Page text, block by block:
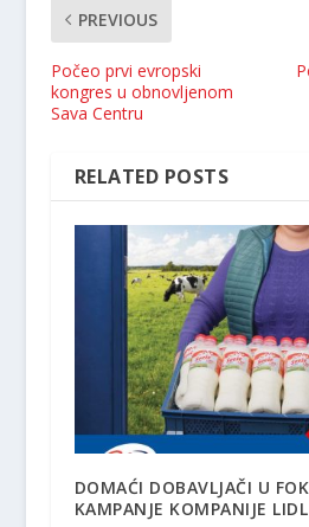
PREVIOUS
Počeo prvi evropski
kongres u obnovljenom
Sava Centru
RELATED POSTS
DOMAĆI DOBAVLJAČI U
KAMPANJE KOMPANIJE LIDL